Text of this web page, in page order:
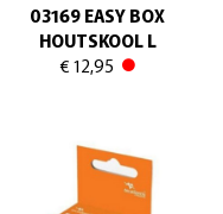
03169 EASY BOX
HOUTSKOOL L
€ 12,95